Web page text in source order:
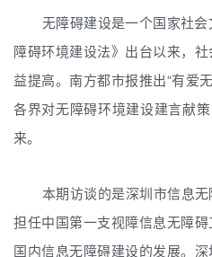
无障碍建设是一个国家社
障碍环境建设法》出台以来，
益提高。南方都市报推出“有爱
各界对无障碍环境建设建言献
来。
本期访谈的是深圳市信息
担任中国第一支视障信息无障
国内信息无障碍建设的发展。